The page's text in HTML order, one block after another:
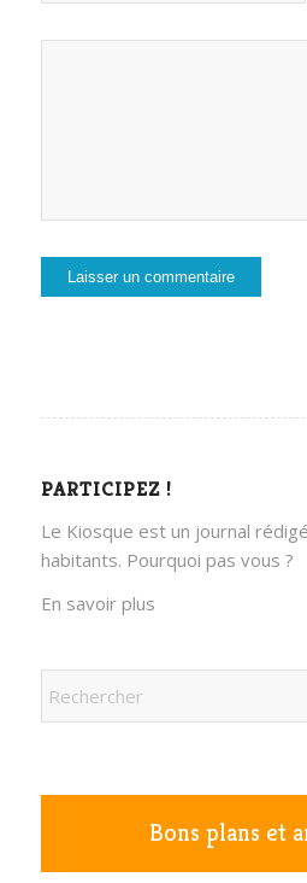
PARTICIPEZ !
Le Kiosque est un journal
habitants. Pourquoi pas vous ?
En savoir plus
Bons plans et